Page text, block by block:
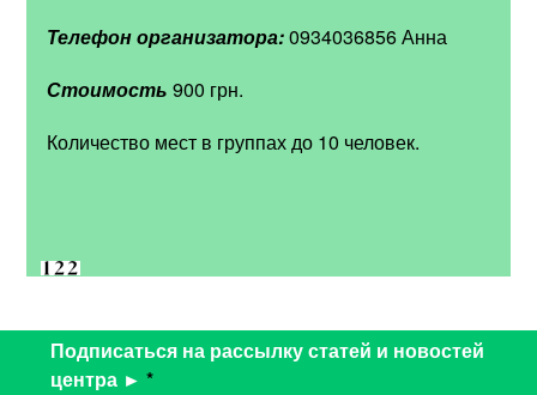
Телефон организатора:0934036856 Анна
Стоимость 900 грн.
Количество мест в группах до 10 человек.
Подписаться на рассылку статей и новостей
центра ► *